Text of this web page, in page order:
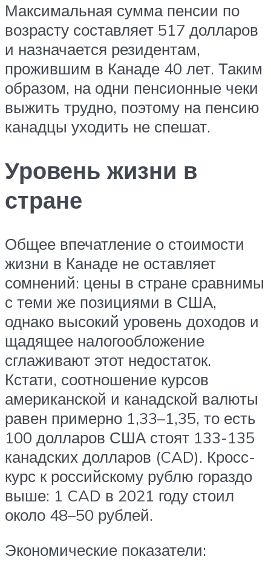
Максимальная сумма пенсии по
возрасту составляет 517 долларов
и назначается резидентам,
прожившим в Канаде 40 лет. Таким
образом, на одни пенсионные чеки
выжить трудно, поэтому на пенсию
канадцы уходить не спешат.
Уровень жизни в
стране
Общее впечатление о стоимости
жизни в Канаде не оставляет
сомнений: цены в стране сравнимы
с теми же позициями в США,
однако высокий уровень доходов и
щадящее налогообложение
сглаживают этот недостаток.
Кстати, соотношение курсов
американской и канадской валюты
равен примерно 1,33–1,35, то есть
100 долларов США стоят 133-135
канадских долларов (CAD). Кросс-
курс к российскому рублю гораздо
выше: 1 CAD в 2021 году стоил
около 48–50 рублей.
Экономические показатели: